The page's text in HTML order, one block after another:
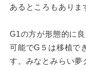
あるところもありま
G1の方が形態的に
可能でG５は移植で
す。みなとみらい夢